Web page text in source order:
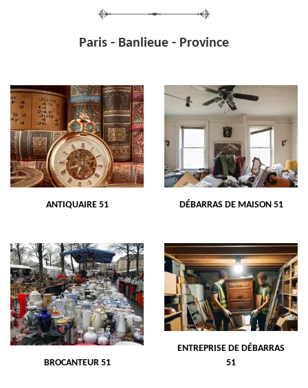
Paris - Banlieue - Province
ANTIQUAIRE 51 DÉBARRAS DE MAISON 51
BROCANTEUR 51
ENTREPRISE DE DÉBARRAS
51